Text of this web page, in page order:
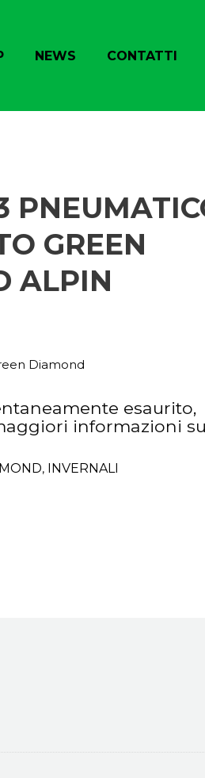
NEWS CONTATTI
GREEN
ALPIN
Diamond
esaurito,
informazioni
,
INVERNALI